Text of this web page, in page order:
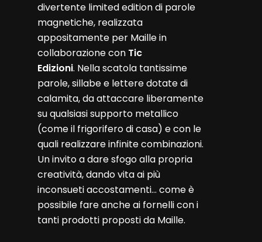
divertente limited edition di parole
magnetiche, realizzata
appositamente per Maille in
collaborazione con Tic
Edizioni. Nella scatola tantissime
parole, sillabe e lettere dotate di
calamita, da attaccare liberamente
su qualsiasi supporto metallico
(come il frigorifero di casa) e con le
quali realizzare infinite combinazioni.
Un invito a dare sfogo alla propria
creatività, dando vita ai più
inconsueti accostamenti… come è
possibile fare anche ai fornelli con i
tanti prodotti proposti da Maille.